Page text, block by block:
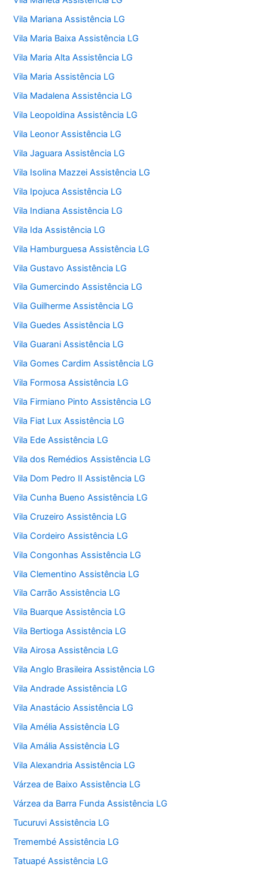
Vila Mariana Assistência LG
Vila Maria Baixa Assistência LG
Vila Maria Alta Assistência LG
Vila Maria Assistência LG
Vila Madalena Assistência LG
Vila Leopoldina Assistência LG
Vila Leonor Assistência LG
Vila Jaguara Assistência LG
Vila Isolina Mazzei Assistência LG
Vila Ipojuca Assistência LG
Vila Indiana Assistência LG
Vila Ida Assistência LG
Vila Hamburguesa Assistência LG
Vila Gustavo Assistência LG
Vila Gumercindo Assistência LG
Vila Guilherme Assistência LG
Vila Guedes Assistência LG
Vila Guarani Assistência LG
Vila Gomes Cardim Assistência LG
Vila Formosa Assistência LG
Vila Firmiano Pinto Assistência LG
Vila Fiat Lux Assistência LG
Vila Ede Assistência LG
Vila dos Remédios Assistência LG
Vila Dom Pedro II Assistência LG
Vila Cunha Bueno Assistência LG
Vila Cruzeiro Assistência LG
Vila Cordeiro Assistência LG
Vila Congonhas Assistência LG
Vila Clementino Assistência LG
Vila Carrão Assistência LG
Vila Buarque Assistência LG
Vila Bertioga Assistência LG
Vila Airosa Assistência LG
Vila Anglo Brasileira Assistência LG
Vila Andrade Assistência LG
Vila Anastácio Assistência LG
Vila Amélia Assistência LG
Vila Amália Assistência LG
Vila Alexandria Assistência LG
Várzea de Baixo Assistência LG
Várzea da Barra Funda Assistência LG
Tucuruvi Assistência LG
Tremembé Assistência LG
Tatuapé Assistência LG